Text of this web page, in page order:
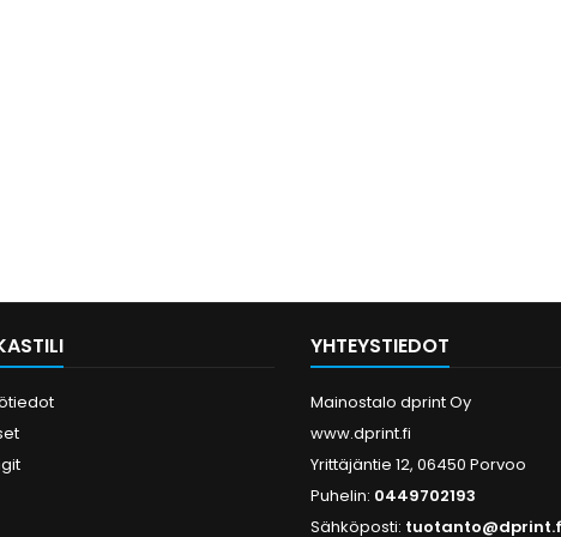
YHTEYSTIEDOT
Mainostalo dprint Oy
www.dprint.fi
Yrittäjäntie 12, 06450 Porvoo
Puhelin: 0449702193
Sähköposti: